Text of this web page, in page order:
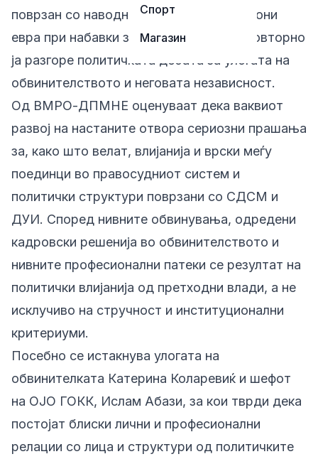
Спорт
Магазин
поврзан со наводна штета од 167 милиони
евра при набавки за ТЕЦ „Неготино“, повторно
ја разгоре политичката дебата за улогата на
обвинителството и неговата независност.
Од ВМРО-ДПМНЕ оценуваат дека ваквиот
развој на настаните отвора сериозни прашања
за, како што велат, влијанија и врски меѓу
поединци во правосудниот систем и
политички структури поврзани со СДСМ и
ДУИ. Според нивните обвинувања, одредени
кадровски решенија во обвинителството и
нивните професионални патеки се резултат на
политички влијанија од претходни влади, а не
исклучиво на стручност и институционални
критериуми.
Посебно се истакнува улогата на
обвинителката Катерина Коларевиќ и шефот
на ОЈО ГОКК, Ислам Абази, за кои тврди дека
постојат блиски лични и професионални
релации со лица и структури од политичките